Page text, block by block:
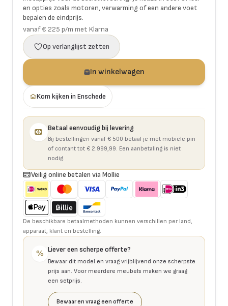
en opties zoals motoren, verwarming of een andere voet
bepalen de eindprijs.
vanaf € 225 p/m met Klarna
Op verlanglijst zetten
In winkelwagen
Kom kijken in Enschede
Betaal eenvoudig bij levering
Bij bestellingen vanaf € 500 betaal je met mobiele pin
of contant tot € 2.999,99. Een aanbetaling is niet
nodig.
Veilig online betalen via Mollie
De beschikbare betaalmethoden kunnen verschillen per land,
apparaat, klant en bestelling.
% Liever een scherpe offerte?
Bewaar dit model en vraag vrijblijvend onze scherpste
prijs aan. Voor meerdere meubels maken we graag
een setprijs.
Bewaar en vraag een offerte